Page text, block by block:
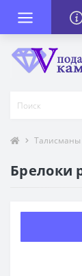
Талисманы
Брелоки